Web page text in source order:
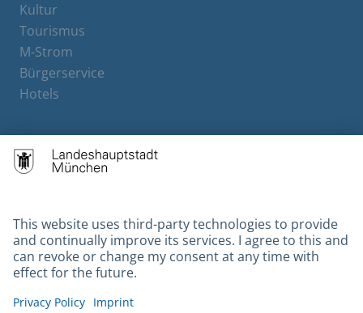
Kultur
Tourismus
M-Strom
Bürgerservice
Hotels
Contact
Gebärdensprache
Datenschutz
Kontakt